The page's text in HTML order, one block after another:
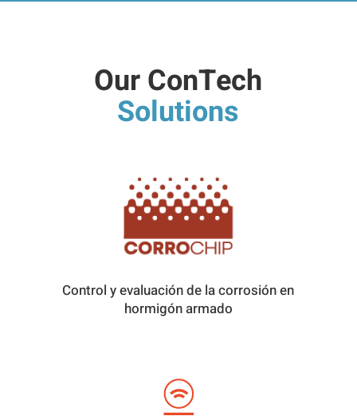
Our ConTech
Solutions
Control y evaluación de la corrosión en
hormigón armado